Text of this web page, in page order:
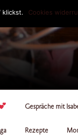
Gespräche mit
Rezepte
klickst. Cookies